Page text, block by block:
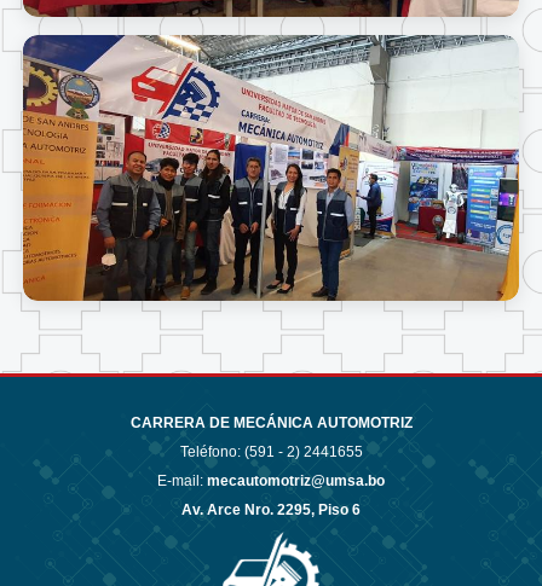
CARRERA DE MECÁNICA AUTOMOTRIZ
Teléfono: (591 - 2) 2441655
E-mail: mecautomotriz@umsa.bo
Av. Arce Nro. 2295, Piso 6